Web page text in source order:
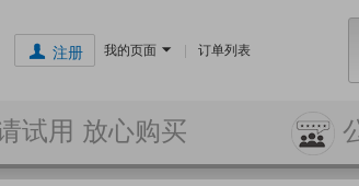
注册 我的页面 |
订单列表
试用 放心购买